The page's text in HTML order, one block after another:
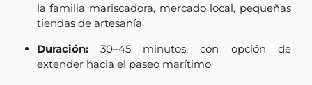
la familia mariscadora, mercado local, pequeñas
tiendas de artesanía
Duración:30–45 minutos, con opción de
extender hacia el paseo marítimo